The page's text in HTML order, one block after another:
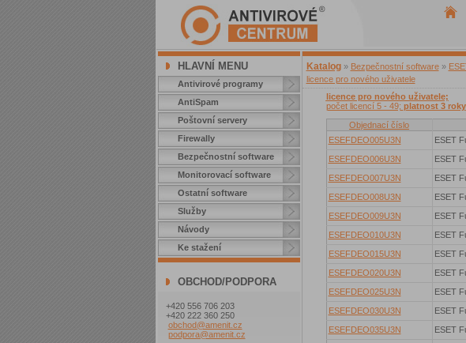
HLAVNÍ MENU
Antivirové programy
AntiSpam
Poštovní servery
Firewally
Bezpečnostní software
Monitorovací software
Ostatní software
Služby
Návody
Ke stažení
OBCHOD/PODPORA
+420 556 706 203
+420 222 360 250
obchod@amenit.cz
podpora@amenit.cz
Katalog » Bezpečnostní software »
licence pro nového uživatele
licence pro nového uživatele;
počet licencí 5 - 49; platnost 3 roky
Objednací číslo
ESEFDEO005U3N
ESET
ESEFDEO006U3N
ESET
ESEFDEO007U3N
ESET
ESEFDEO008U3N
ESET
ESEFDEO009U3N
ESET
ESEFDEO010U3N
ESET
ESEFDEO015U3N
ESET
ESEFDEO020U3N
ESET
ESEFDEO025U3N
ESET
ESEFDEO030U3N
ESET
ESEFDEO035U3N
ESET